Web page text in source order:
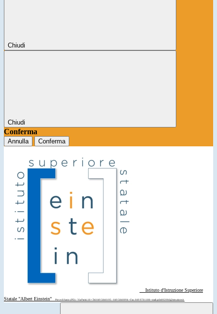
Chiudi
Chiudi
Conferma
Annulla Conferma
Istituto d'Istruzione Superiore
Statale "Albert Einstein"
Piove di Sacco (PD) - Via Parini 10 • Tel: 049 5840195 - 049 5840094 • Fax: 049 9701108 • mail: pdis00200d@istruzione.it